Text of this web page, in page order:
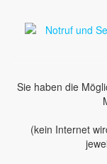
Sie haben die
(kein Internet